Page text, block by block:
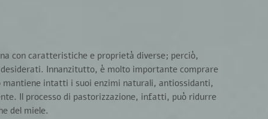
con caratteristiche e proprietà diverse; perciò,
. Innanzitutto, è molto importante comprare
mantiene intatti i suoi enzimi naturali, antiossidanti,
Il processo di pastorizzazione, infatti, può ridurre
del miele.